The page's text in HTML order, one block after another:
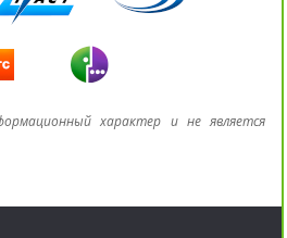
характер и не является